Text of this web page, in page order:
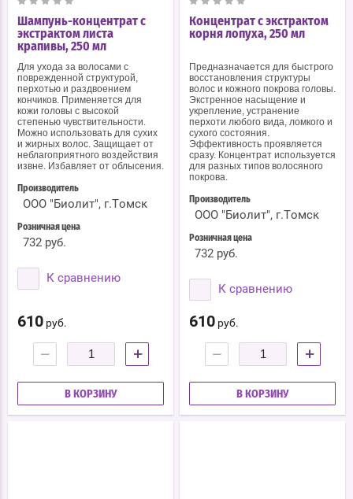
Шампунь-концентрат с
экстрактом листа
крапивы, 250 мл
Для ухода за волосами с
поврежденной структурой,
перхотью и раздвоением
кончиков. Применяется для
кожи головы с высокой
степенью чувствительности.
Можно использовать для сухих
и жирных волос. Защищает от
неблагоприятного воздействия
извне. Избавляет от облысения.
Производитель
ООО "Биолит", г.Томск
Розничная цена
732 руб.
К сравнению
610 руб.
− +
В КОРЗИНУ
Концентрат с экстрактом
корня лопуха, 250 мл
Предназначается для быстрого
восстановления структуры
волос и кожного покрова головы.
Экстренное насыщение и
укрепление, устранение
перхоти любого вида, ломкого и
сухого состояния.
Эффективность проявляется
сразу. Концентрат используется
для разных типов волосяного
покрова.
Производитель
ООО "Биолит", г.Томск
Розничная цена
732 руб.
К сравнению
610 руб.
− +
В КОРЗИНУ